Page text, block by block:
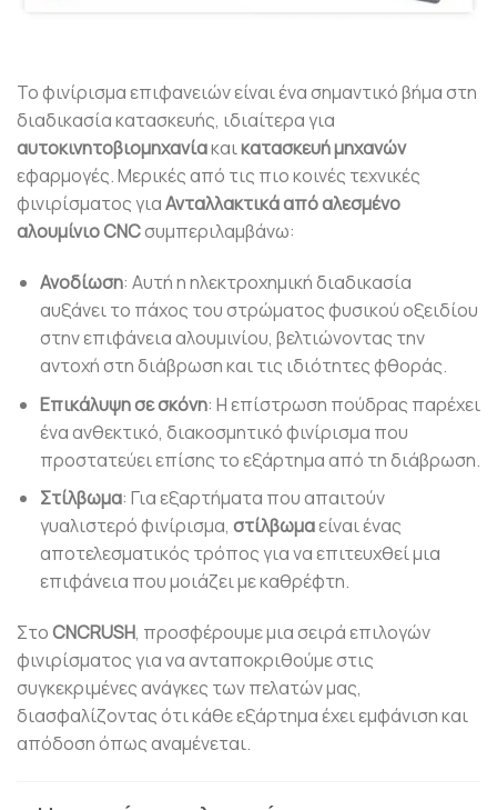
Το φινίρισμα επιφανειών είναι ένα σημαντικό βήμα στη
διαδικασία κατασκευής, ιδιαίτερα για
αυτοκινητοβιομηχανίακαικατασκευή μηχανών
εφαρμογές. Μερικές από τις πιο κοινές τεχνικές
φινιρίσματος γιαΑνταλλακτικά από αλεσμένο
αλουμίνιο CNCσυμπεριλαμβάνω:
Ανοδίωση: Αυτή η ηλεκτροχημική διαδικασία
αυξάνει το πάχος του στρώματος φυσικού οξειδίου
στην επιφάνεια αλουμινίου, βελτιώνοντας την
αντοχή στη διάβρωση και τις ιδιότητες φθοράς.
Επικάλυψη σε σκόνη: Η επίστρωση πούδρας παρέχει
ένα ανθεκτικό, διακοσμητικό φινίρισμα που
προστατεύει επίσης το εξάρτημα από τη διάβρωση.
Στίλβωμα: Για εξαρτήματα που απαιτούν
γυαλιστερό φινίρισμα, στίλβωμαείναι ένας
αποτελεσματικός τρόπος για να επιτευχθεί μια
επιφάνεια που μοιάζει με καθρέφτη.
ΣτοCNCRUSH, προσφέρουμε μια σειρά επιλογών
φινιρίσματος για να ανταποκριθούμε στις
συγκεκριμένες ανάγκες των πελατών μας,
διασφαλίζοντας ότι κάθε εξάρτημα έχει εμφάνιση και
απόδοση όπως αναμένεται.